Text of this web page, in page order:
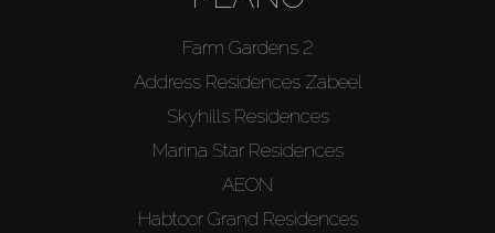
Farm Gardens 2
Address Residences Zabeel
Skyhills Residences
Marina Star Residences
AEON
Habtoor Grand Residences